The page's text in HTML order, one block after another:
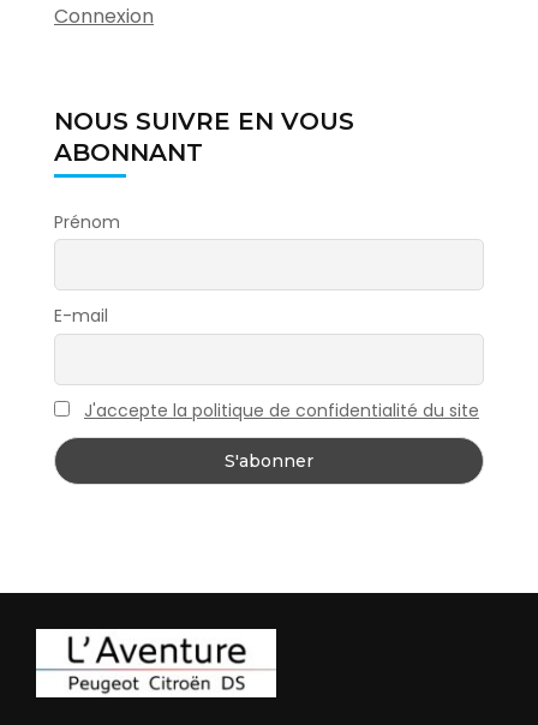
Connexion
NOUS SUIVRE EN VOUS
ABONNANT
Prénom
E-mail
J'accepte la politique de confidentialité du site